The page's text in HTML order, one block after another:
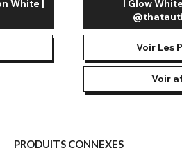
White |
I Glow
Voir Les
Voir
PRODUITS CONNEXES